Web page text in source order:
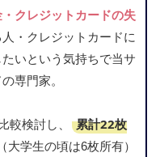
・クレジットカードの失
・クレジットカードに
いという気持ちで当サ
専門家。
較検討し、
累計22枚
大学生の頃は6枚所有）